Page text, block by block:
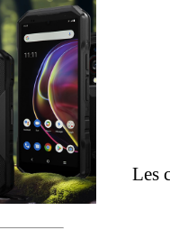
Les